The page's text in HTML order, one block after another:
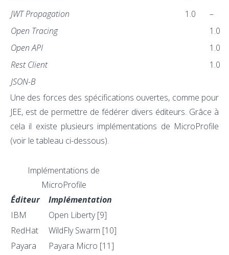
JWT Propagation
1.0
–
Open Tracing
1.0
Open API
1.0
Rest Client
1.0
JSON-B
Une des forces des spécifications ouvertes, comme pour
JEE, est de permettre de fédérer divers éditeurs. Grâce à
cela il existe plusieurs implémentations de MicroProfile
(voir le tableau ci-dessous).
Implémentations de
MicroProfile
Éditeur
Implémentation
IBM
Open Liberty[9]
RedHat
WildFly Swarm [10]
Payara
Payara Micro [11]